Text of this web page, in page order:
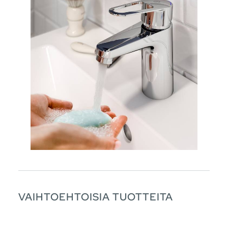
VAIHTOEHTOISIA TUOTTEITA